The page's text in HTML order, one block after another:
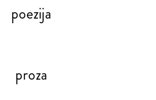
poezija
proza